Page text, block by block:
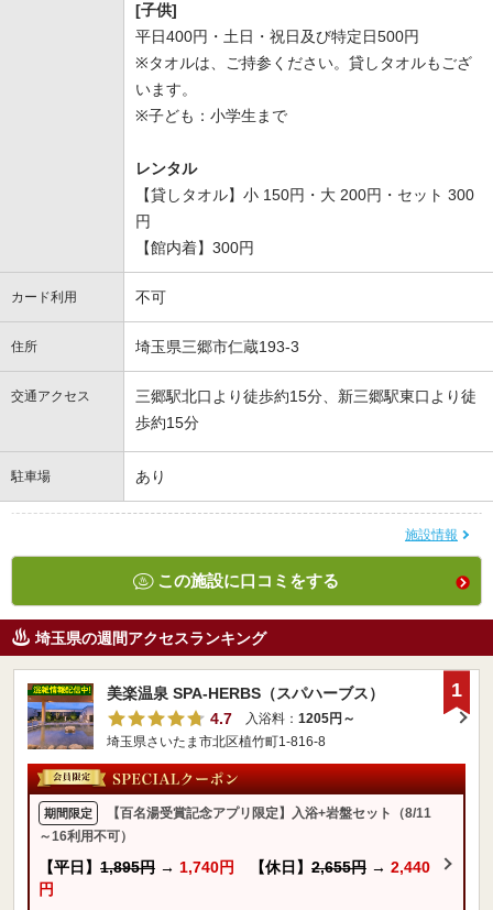
[子供]
平日400円・土日・祝日及び特定日500円
※タオルは、ご持参ください。貸しタオルもござ
います。
※子ども：小学生まで
レンタル
【貸しタオル】小 150円・大 200円・セット 300
円
【館内着】300円
カード利用 不可
住所 埼玉県三郷市仁蔵193-3
交通アクセス
三郷駅北口より徒歩約15分、新三郷駅東口より徒
歩約15分
駐車場 あり
施設情報
この施設に口コミをする
埼玉県の週間アクセスランキング
美楽温泉 SPA-HERBS（スパハーブス）
4.7
入浴料： 1205円～
埼玉県さいたま市北区植竹町1-816-8
期間限定
【百名湯受賞記念アプリ限定】入浴+岩盤セット（8/11
～16利用不可）
【平日】 1,895円 → 1,740円 【休日】 2,655円 → 2,440
円
1